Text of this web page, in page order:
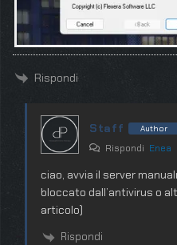
Rispondi
Staff Author
Rispondi Enea
ciao, avvia il server
bloccato dall’antivirus o
articolo)
Rispondi